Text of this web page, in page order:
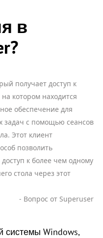
в
получает доступ к
котором находится
обеспечение для
задач с помощью сеансов
Этот клиент
позволить
к более чем одному
стола через этот
- Вопрос от Superuser
системы Windows,